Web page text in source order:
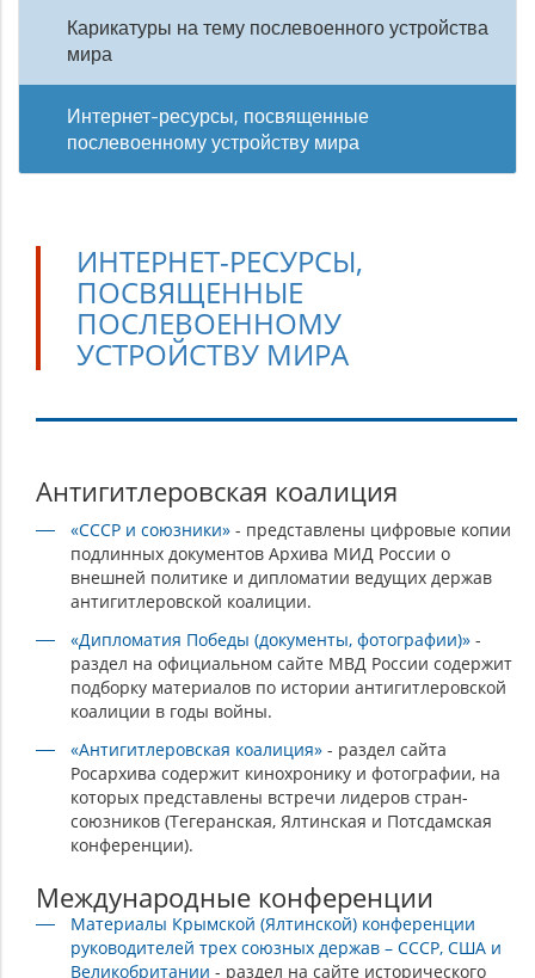
Карикатуры на тему послевоенного устройства
мира
Интернет-ресурсы, посвященные
послевоенному устройству мира
ИНТЕРНЕТ-РЕСУРСЫ,
ПОСВЯЩЕННЫЕ
ПОСЛЕВОЕННОМУ
УСТРОЙСТВУ МИРА
Интернет-
ресурсы,
посвященные
послевоенному
устройству
мира
Антигитлеровская коалиция
«СССР и союзники» - представлены цифровые копии
подлинных документов Архива МИД России о
внешней политике и дипломатии ведущих держав
антигитлеровской коалиции.
«Дипломатия Победы (документы, фотографии)» -
раздел на официальном сайте МВД России содержит
подборку материалов по истории антигитлеровской
коалиции в годы войны.
«Антигитлеровская коалиция» - раздел сайта
Росархива содержит кинохронику и фотографии, на
которых представлены встречи лидеров стран-
союзников (Тегеранская, Ялтинская и Потсдамская
конференции).
Международные конференции
Материалы Крымской (Ялтинской) конференции
руководителей трех союзных держав – СССР, США и
Великобритании - раздел на сайте исторического